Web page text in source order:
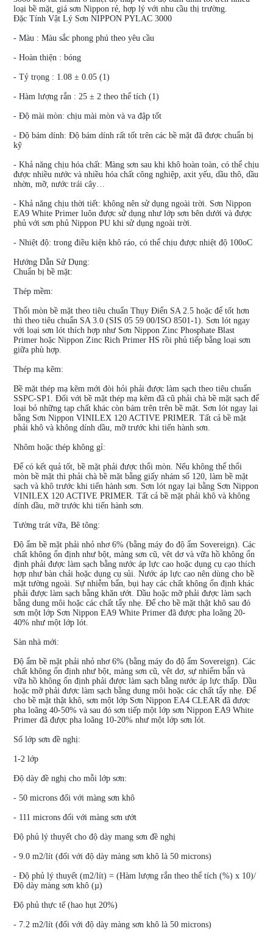
loại bề mặt, giá sơn Nippon rẻ, hợp lý với nhu cầu thị trường.
Đặc Tính Vật Lý Sơn NIPPON PYLAC 3000
- Màu : Màu sắc phong phú theo yêu cầu
- Hoàn thiện : bóng
- Tỷ trọng : 1.08 ± 0.05 (1)
- Hàm lượng rắn : 25 ± 2 theo thể tích (1)
- Độ mài mòn: chịu mài mòn và va đập tốt
- Độ bám dính: Độ bám dính rất tốt trên các bề mặt đã được chuẩn bị
kỹ
- Khả năng chịu hóa chất: Màng sơn sau khi khô hoàn toàn, có thể chịu
được nhiều nước và nhiều hóa chất công nghiệp, axit yếu, dầu thô, dầu
nhờn, mỡ, nước trái cây…
- Khả năng chịu thời tiết: không nên sử dụng ngoài trời. Sơn Nippon
EA9 White Primer luôn được sử dụng như lớp sơn bên dưới và được
phủ với sơn phủ Nippon PU khi sử dụng ngoài trời.
- Nhiệt độ: trong điều kiện khô ráo, có thể chịu được nhiệt độ 100oC
Hướng Dẫn Sử Dụng:
Chuẩn bị bề mặt:
Thép mềm:
Thổi mòn bề mặt theo tiêu chuẩn Thụy Điển SA 2.5 hoặc để tốt hơn
thì theo tiêu chuẩn SA 3.0 (SIS 05 59 00/ISO 8501-1). Sơn lót ngay
với loại sơn lót thích hợp như Sơn Nippon Zinc Phosphate Blast
Primer hoặc Nippon Zinc Rich Primer HS rồi phủ tiếp bằng loại sơn
giữa phù hợp.
Thép mạ kẽm:
Bề mặt thép mạ kẽm mới đòi hỏi phải được làm sạch theo tiêu chuẩn
SSPC-SP1. Đối với bề mặt thép mạ kẽm đã cũ phải chà bề mặt sạch để
loại bỏ những tạp chất khác còn bám trên trên bề mặt. Sơn lót ngay lại
bằng Sơn Nippon VINILEX 120 ACTIVE PRIMER. Tất cả bề mặt
phải khô và không dính dầu, mỡ trước khi tiến hành sơn.
Nhôm hoặc thép không gỉ:
Để có kết quả tốt, bề mặt phải được thổi mòn. Nếu không thể thổi
mòn bề mặt thì phải chà bề mặt bằng giấy nhám số 120, làm bề mặt
sạch và khô trước khi tiến hành sơn. Sơn lót ngay lại bằng Sơn Nippon
VINILEX 120 ACTIVE PRIMER. Tất cả bề mặt phải khô và không
dính dầu, mỡ trước khi tiến hành sơn.
Tường trát vữa, Bê tông:
Độ ẩm bề mặt phải nhỏ nhơ 6% (bằng máy đo độ ẩm Sovereign). Các
chất không ổn định như bột, màng sơn cũ, vêt dơ và vữa hồ không ổn
định phải được làm sạch bằng nước áp lực cao hoặc dụng cụ cạo thích
hợp như bàn chải hoặc dụng cụ sủi. Nước áp lực cao nên dùng cho bề
mặt tường ngoài. Sự nhiễm bẩn, bụi hay các chất không ổn định khác
phải được làm sạch bằng khăn ướt. Dầu hoặc mỡ phải được làm sạch
bằng dung môi hoặc các chất tẩy nhẹ. Để cho bề mặt thật khô sau đó
sơn một lớp Sơn Nippon EA9 White Primer đã được pha loãng 20-
40% như một lớp lót.
Sàn nhà mới:
Độ ẩm bề mặt phải nhỏ nhơ 6% (bằng máy đo độ ẩm Sovereign). Các
chất không ổn định như bột, màng sơn cũ, vêt dơ, sự nhiểm bẩn và
vữa hồ không ổn định phải được làm sạch bằng nước áp lực thấp. Dầu
hoặc mỡ phải được làm sạch bằng dung môi hoặc các chất tẩy nhẹ. Để
cho bề mặt thật khô, sơn một lớp Sơn Nippon EA4 CLEAR đã được
pha loãng 40-50% và sau đó sơn tiếp một lớp sơn Nippon EA9 White
Primer đã được pha loãng 10-20% như một lớp sơn lót.
Số lớp sơn đề nghị:
1-2 lớp
Độ dày đề nghị cho mỗi lớp sơn:
- 50 microns đối với màng sơn khô
- 111 microns đối với màng sơn ướt
Độ phủ lý thuyết cho độ dày mang sơn đề nghị
- 9.0 m2/lít (đối với độ dày màng sơn khô là 50 microns)
- Độ phủ lý thuyết (m2/lít) = (Hàm lượng rắn theo thể tích (%) x 10)/
Độ dày màng sơn khô (µ)
Độ phủ thực tế (hao hụt 20%)
- 7.2 m2/lít (đối với độ dày màng sơn khô là 50 microns)